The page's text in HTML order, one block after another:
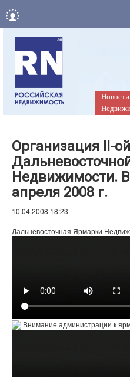
Новости
Организация II-ой
Недвижимости.
апреля 2008 г.
10.04.2008 18:23
Дальневосточная Ярмарки
Внимание администрации к